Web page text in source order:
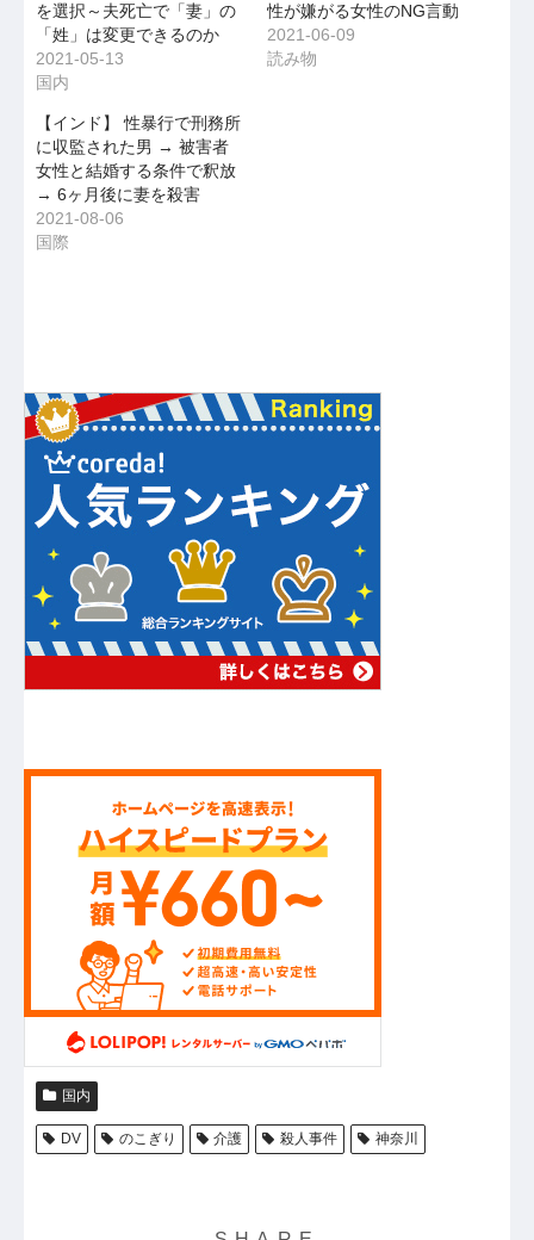
を選択～夫死亡で「妻」の
「姓」は変更できるのか
2021-05-13
国内
性が嫌がる女性のNG言動
2021-06-09
読み物
【インド】 性暴行で刑務所
に収監された男 → 被害者
女性と結婚する条件で釈放
→ 6ヶ月後に妻を殺害
2021-08-06
国際
国内
DV のこぎり 介護 殺人事件 神奈川